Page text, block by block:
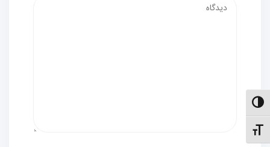
حالت کنتراست بالا
تنظیم اندازهٔ فونت